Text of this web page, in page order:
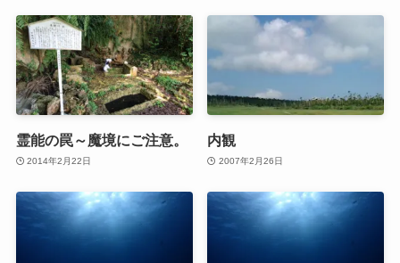
霊能の罠～魔境にご注意。
2014年2月22日
内観
2007年2月26日